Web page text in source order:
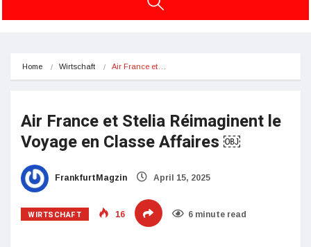
Home Wirtschaft Air France et…
Air France et Stelia Réimaginent le
Voyage en Classe Affaires ￼
FrankfurtMagzin April 15, 2025
WIRTSCHAFT 16 6 minute read